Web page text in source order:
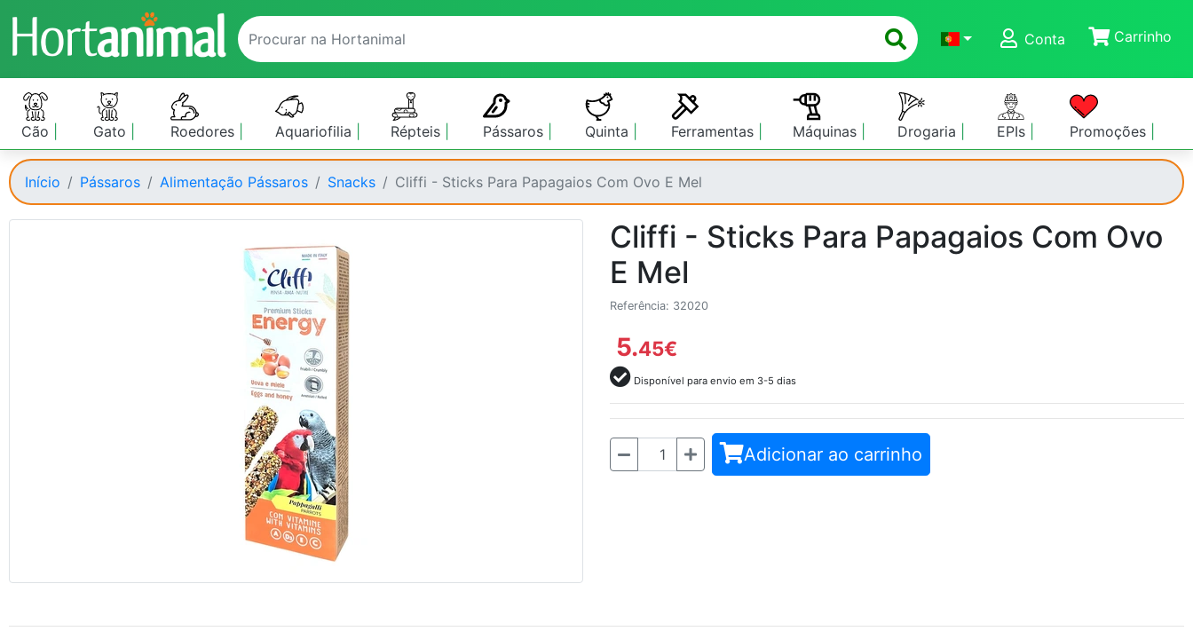
Conta
Carrinho
Cão Gato Roedores Aquariofilia Répteis Pássaros Quinta Ferramentas Máquinas Drogaria EPIs Promoções
Início Pássaros Alimentação Pássaros Snacks Cliffi - Sticks Para Papagaios Com Ovo E Mel
Cliffi - Sticks Para Papagaios Com Ovo
E Mel
Referência: 32020
5.45€
Disponível para envio em 3-5 dias
Quantidade Adicionar ao carrinho